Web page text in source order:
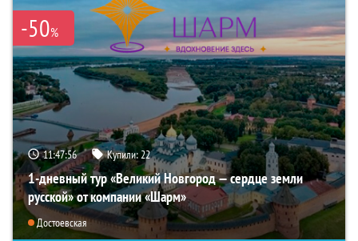
-50%
11:47:55 Купили:22
1-дневный тур «Великий Новгород — сердце земли
русской» от компании «Шарм»
Достоевская